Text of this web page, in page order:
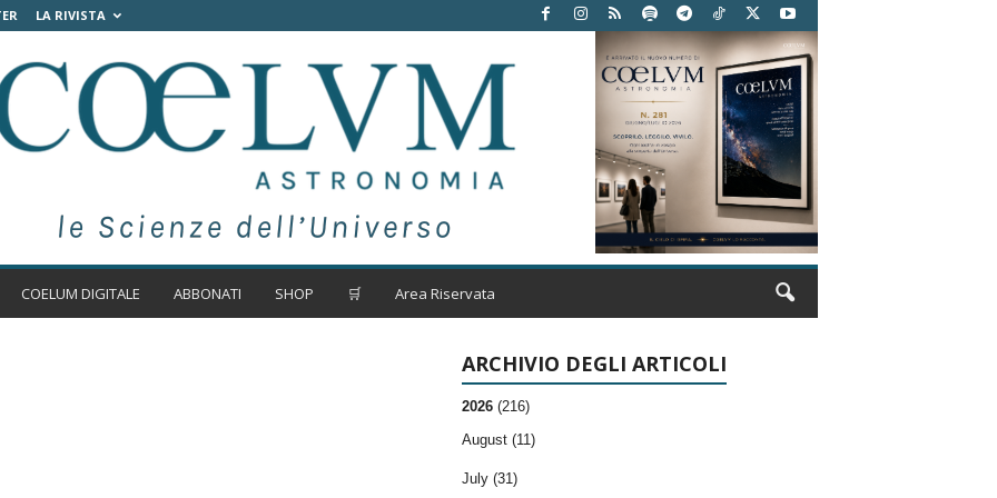
LA RIVISTA
COELUM DIGITALE ABBONATI SHOP 🛒 Area Riservata
ARCHIVIO DEGLI ARTICOLI
2026 (216)
August (11)
July (31)